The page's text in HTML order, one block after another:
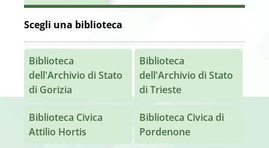
Scegli una biblioteca
Biblioteca
dell'Archivio di Stato
di Gorizia
Biblioteca
dell'Archivio di Stato
di Trieste
Biblioteca Civica
Attilio Hortis
Biblioteca Civica di
Pordenone